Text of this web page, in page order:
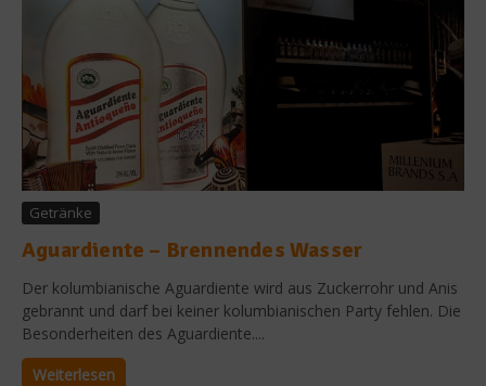
Getränke
Aguardiente – Brennendes Wasser
Der kolumbianische Aguardiente wird aus Zuckerrohr und Anis
gebrannt und darf bei keiner kolumbianischen Party fehlen. Die
Besonderheiten des Aguardiente....
Weiterlesen